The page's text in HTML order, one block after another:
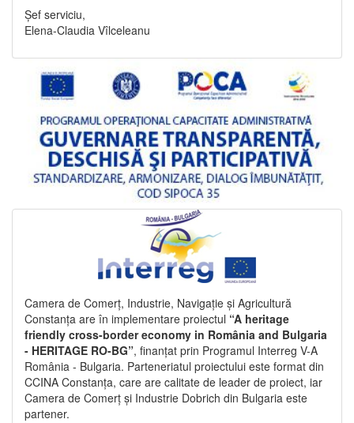
Șef serviciu,
Elena-Claudia Vîlceleanu
Camera de Comerț, Industrie, Navigație și Agricultură
Constanța are în implementare proiectul “A heritage
friendly cross-border economy in România and Bulgaria
- HERITAGE RO-BG”, finanțat prin Programul Interreg V-A
România - Bulgaria. Parteneriatul proiectului este format din
CCINA Constanța, care are calitate de leader de proiect, iar
Camera de Comerț și Industrie Dobrich din Bulgaria este
partener.